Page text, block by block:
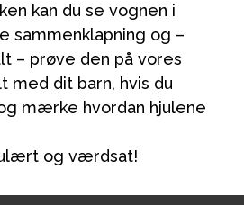
kan du se vognen i
sammenklapning og –
– prøve den på vores
med dit barn, hvis du
mærke hvordan hjulene
og værdsat!